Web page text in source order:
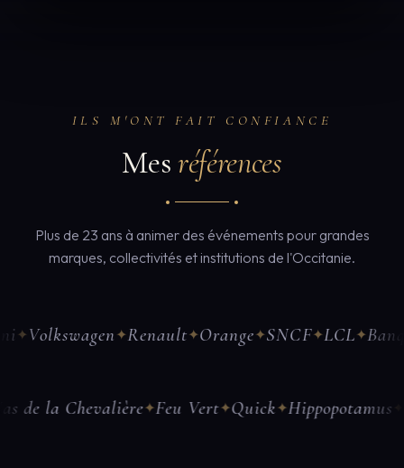
ILS M'ONT FAIT CONFIANCE
Mesréférences
Plus de 23 ans à animer des événements pour grandes
marques, collectivités et institutions de l'Occitanie.
✦Renault✦Orange✦SNCF✦LCL✦Banque
✦Mas de la Chevalière✦Feu Vert✦Quick✦